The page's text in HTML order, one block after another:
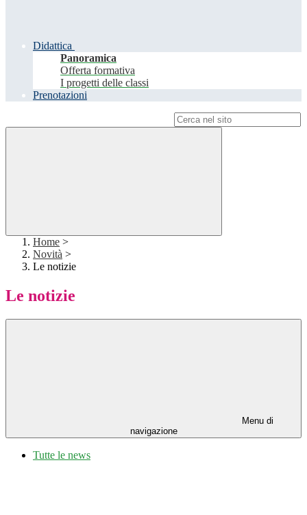
Didattica
Panoramica
Offerta formativa
I progetti delle classi
Prenotazioni
Home >
Novità >
Le notizie
Le notizie
Menu di
navigazione
Tutte le news